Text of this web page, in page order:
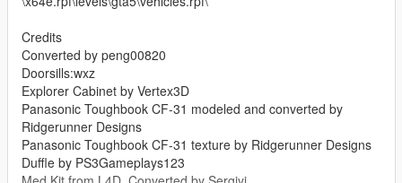
Credits
Converted by peng00820
Doorsills:wxz
Explorer Cabinet by Vertex3D
Panasonic Toughbook CF-31 modeled and converted by
Ridgerunner Designs
Panasonic Toughbook CF-31 texture by Ridgerunner Designs
Duffle by PS3Gameplays123